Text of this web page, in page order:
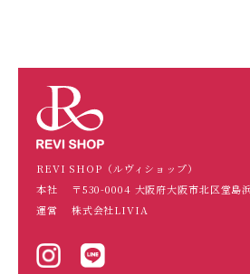
REVI SHOP（ルヴィショップ）
本社
〒530-0004 大阪府大阪市北区堂島
運営
株式会社LIVIA